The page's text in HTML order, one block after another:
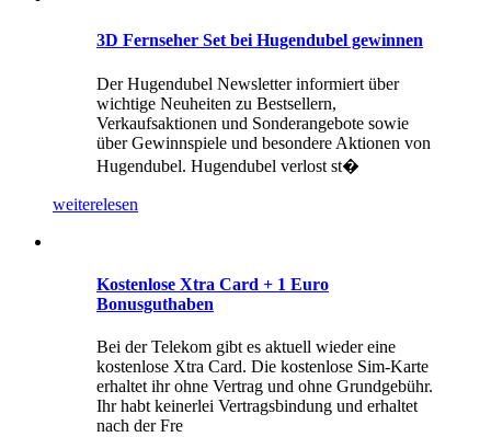
3D Fernseher Set bei Hugendubel gewinnen
Der Hugendubel Newsletter informiert über
wichtige Neuheiten zu Bestsellern,
Verkaufsaktionen und Sonderangebote sowie
über Gewinnspiele und besondere Aktionen von
Hugendubel. Hugendubel verlost st�
weiterelesen
Kostenlose Xtra Card + 1 Euro
Bonusguthaben
Bei der Telekom gibt es aktuell wieder eine
kostenlose Xtra Card. Die kostenlose Sim-Karte
erhaltet ihr ohne Vertrag und ohne Grundgebühr.
Ihr habt keinerlei Vertragsbindung und erhaltet
nach der Fre